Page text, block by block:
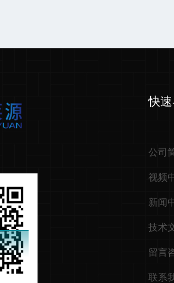
快
公司
视频
新闻
技术
留言
联系